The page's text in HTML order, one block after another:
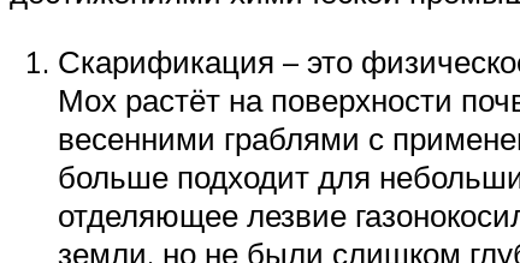
Скарификация – это
Мох растёт на поверхности
весенними граблями с
больше подходит для
отделяющее лезвие
земли, но не были слишком